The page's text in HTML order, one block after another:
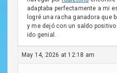
adaptaba perfectamente a mi
logré una racha ganadora que
y me dejó con un saldo
ido genial.
May 14, 2026 at 12:18 am